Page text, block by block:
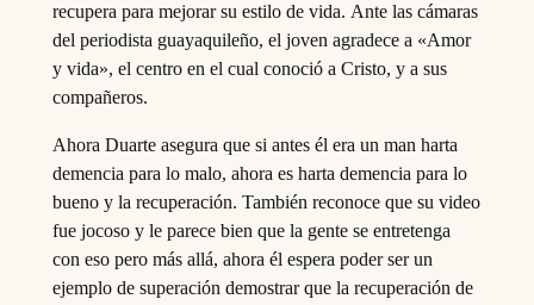
recupera para mejorar su estilo de vida. Ante las cámaras
del periodista guayaquileño, el joven agradece a «Amor
y vida», el centro en el cual conoció a Cristo, y a sus
compañeros.
Ahora Duarte asegura que si antes él era un man harta
demencia para lo malo, ahora es harta demencia para lo
bueno y la recuperación. También reconoce que su video
fue jocoso y le parece bien que la gente se entretenga
con eso pero más allá, ahora él espera poder ser un
ejemplo de superación demostrar que la recuperación de